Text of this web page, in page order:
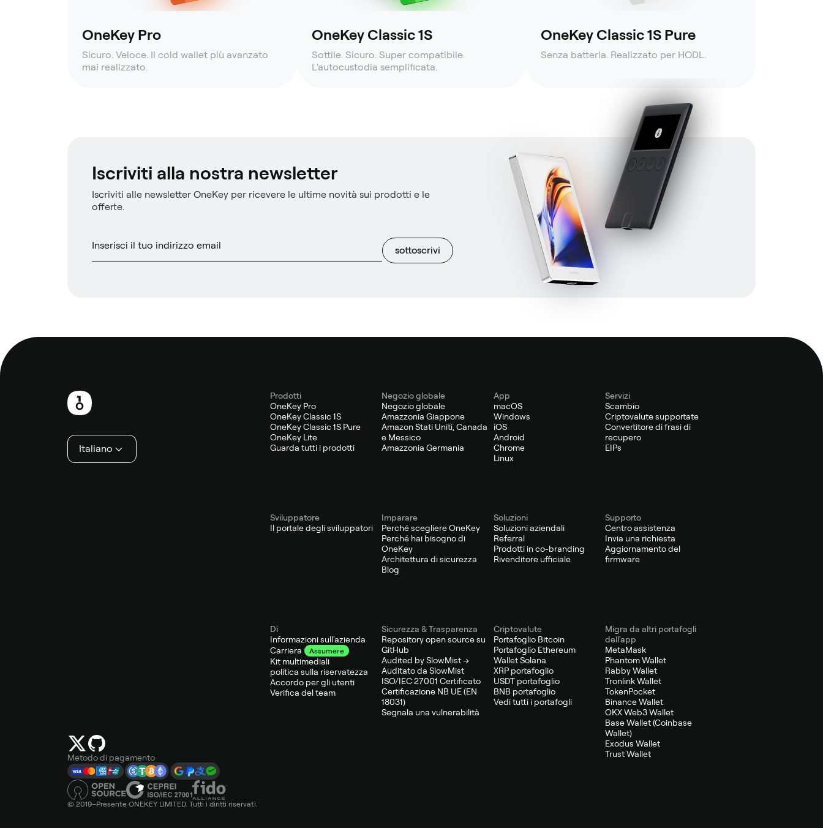
OneKey Pro
Sicuro. Veloce. Il cold wallet più avanzato
mai realizzato.
OneKey Classic 1S
Sottile. Sicuro. Super compatibile.
L'autocustodia semplificata.
OneKey Classic 1S Pure
Senza batteria. Realizzato per HODL.
Iscriviti alla nostra newsletter
Iscriviti alle newsletter OneKey per ricevere le ultime novità sui prodotti e le
offerte.
sottoscrivi
Italiano
Metodo di pagamento
© 2019–Presente ONEKEY LIMITED. Tutti i diritti riservati.
Prodotti
OneKey Pro
OneKey Classic 1S
OneKey Classic 1S Pure
OneKey Lite
Guarda tutti i prodotti
Negozio globale
Negozio globale
Amazzonia Giappone
Amazon Stati Uniti, Canada
e Messico
Amazzonia Germania
App
macOS
Windows
iOS
Android
Chrome
Linux
Servizi
Scambio
Criptovalute supportate
Convertitore di frasi di
recupero
EIPs
Sviluppatore
Il portale degli sviluppatori
Imparare
Perché scegliere OneKey
Perché hai bisogno di
OneKey
Architettura di sicurezza
Blog
Soluzioni
Soluzioni aziendali
Referral
Prodotti in co-branding
Rivenditore ufficiale
Supporto
Centro assistenza
Invia una richiesta
Aggiornamento del
firmware
Di
Informazioni sull'azienda
Carriera
Assumere
Kit multimediali
politica sulla riservatezza
Accordo per gli utenti
Verifica del team
Sicurezza & Trasparenza
Repository open source su
GitHub
Audited by SlowMist →
Auditato da SlowMist
ISO/IEC 27001 Certificato
Certificazione NB UE (EN
18031)
Segnala una vulnerabilità
Criptovalute
Portafoglio Bitcoin
Portafoglio Ethereum
Wallet Solana
XRP portafoglio
USDT portafoglio
BNB portafoglio
Vedi tutti i portafogli
Migra da altri portafogli
dell'app
MetaMask
Phantom Wallet
Rabby Wallet
Tronlink Wallet
TokenPocket
Binance Wallet
OKX Web3 Wallet
Base Wallet (Coinbase
Wallet)
Exodus Wallet
Trust Wallet